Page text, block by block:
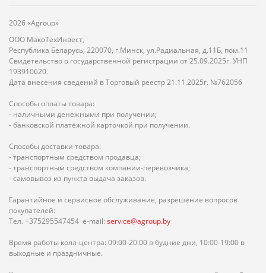
2026 «Agroup»
ООО МакоТехИнвест,
Республика Беларусь, 220070, г.Минск, ул.Радиальная, д.11Б, пом.11
Свидетельство о государственной регистрации от 25.09.2025г. УНП
193910620.
Дата внесения сведений в Торговый реестр 21.11.2025г. №762056
Способы оплаты товара:
- наличными денежными при получении;
- банковской платёжной карточкой при получении.
Способы доставки товара:
- транспортным средством продавца;
- транспортным средством компании-перевозчика;
- самовывоз из пункта выдача заказов.
Гарантийное и сервисное обслуживание, разрешение вопросов
покупателей:
Тел. +375295547454 e-mail: service@agroup.by
Время работы колл-центра: 09:00-20:00 в будние дни, 10:00-19:00 в
выходные и праздничные.